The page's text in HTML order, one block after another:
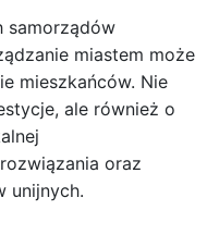
samorządów
miastem może
mieszkańców. Nie
ale również o
oraz
unijnych.